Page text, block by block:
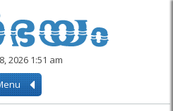
2026 1:51 am